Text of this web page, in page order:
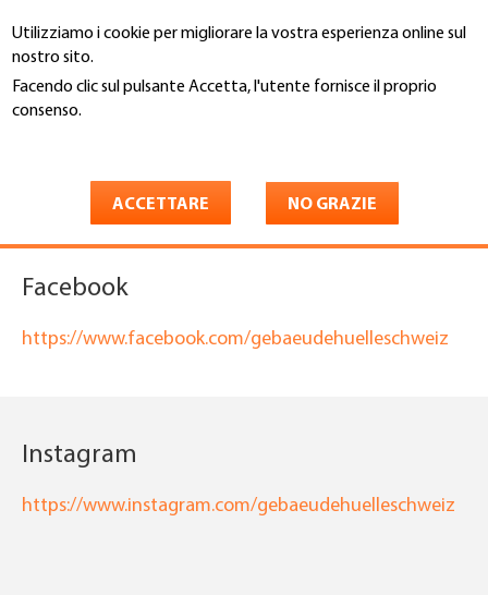
Utilizziamo i cookie per migliorare la vostra esperienza online sul
nostro sito.
Facendo clic sul pulsante Accetta, l'utente fornisce il proprio
consenso.
ACCETTARE NO GRAZIE
al
contenuto
principale
You
Svizzera
Facebook
https://www.facebook.com/gebaeudehuelleschweiz
Instagram
https://www.instagram.com/gebaeudehuelleschweiz